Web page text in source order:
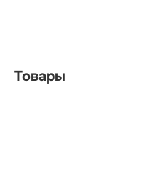
Товары